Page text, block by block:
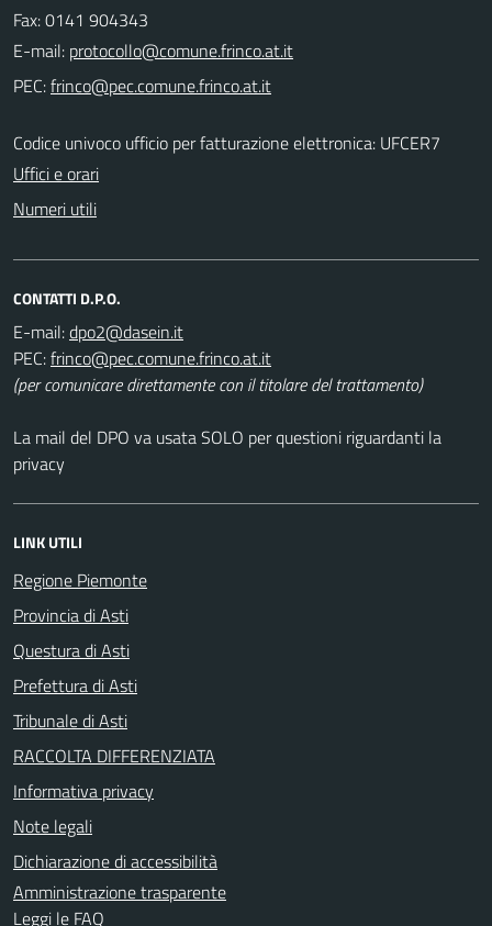
Fax: 0141 904343
E-mail:
PEC:
Codice univoco ufficio per fatturazione elettronica: UFCER7
Uffici e orari
Numeri utili
CONTATTI D.P.O.
E-mail:
PEC:
(per comunicare direttamente con il titolare del trattamento)
La mail del DPO va usata SOLO per questioni riguardanti la
privacy
LINK UTILI
Regione Piemonte
Provincia di Asti
Questura di Asti
Prefettura di Asti
Tribunale di Asti
RACCOLTA DIFFERENZIATA
Informativa privacy
Note legali
Dichiarazione di accessibilità
Amministrazione trasparente
Leggi le FAQ